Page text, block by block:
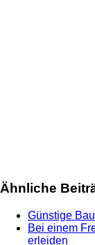
Ähnliche
Günstige
Bei einem
erleiden